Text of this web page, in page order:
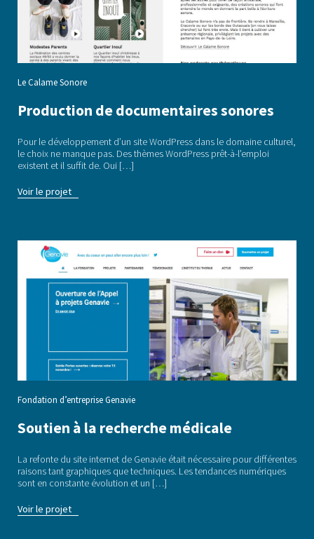
Le Calame Sonore
Production de documentaires sonores
Pour le développement d’un site WordPress dans le domaine culturel,
le choix ne manque pas. Des thèmes WordPress prêt-à-l’emploi
existent et il suffit de. Oui […]
Voir le projet
Fondation d’entreprise Genavie
Soutien à la recherche médicale
La refonte du site internet de Genavie était nécessaire pour différentes
raisons tant graphiques que techniques. Les tendances numériques
sont en constante évolution et un […]
Voir le projet